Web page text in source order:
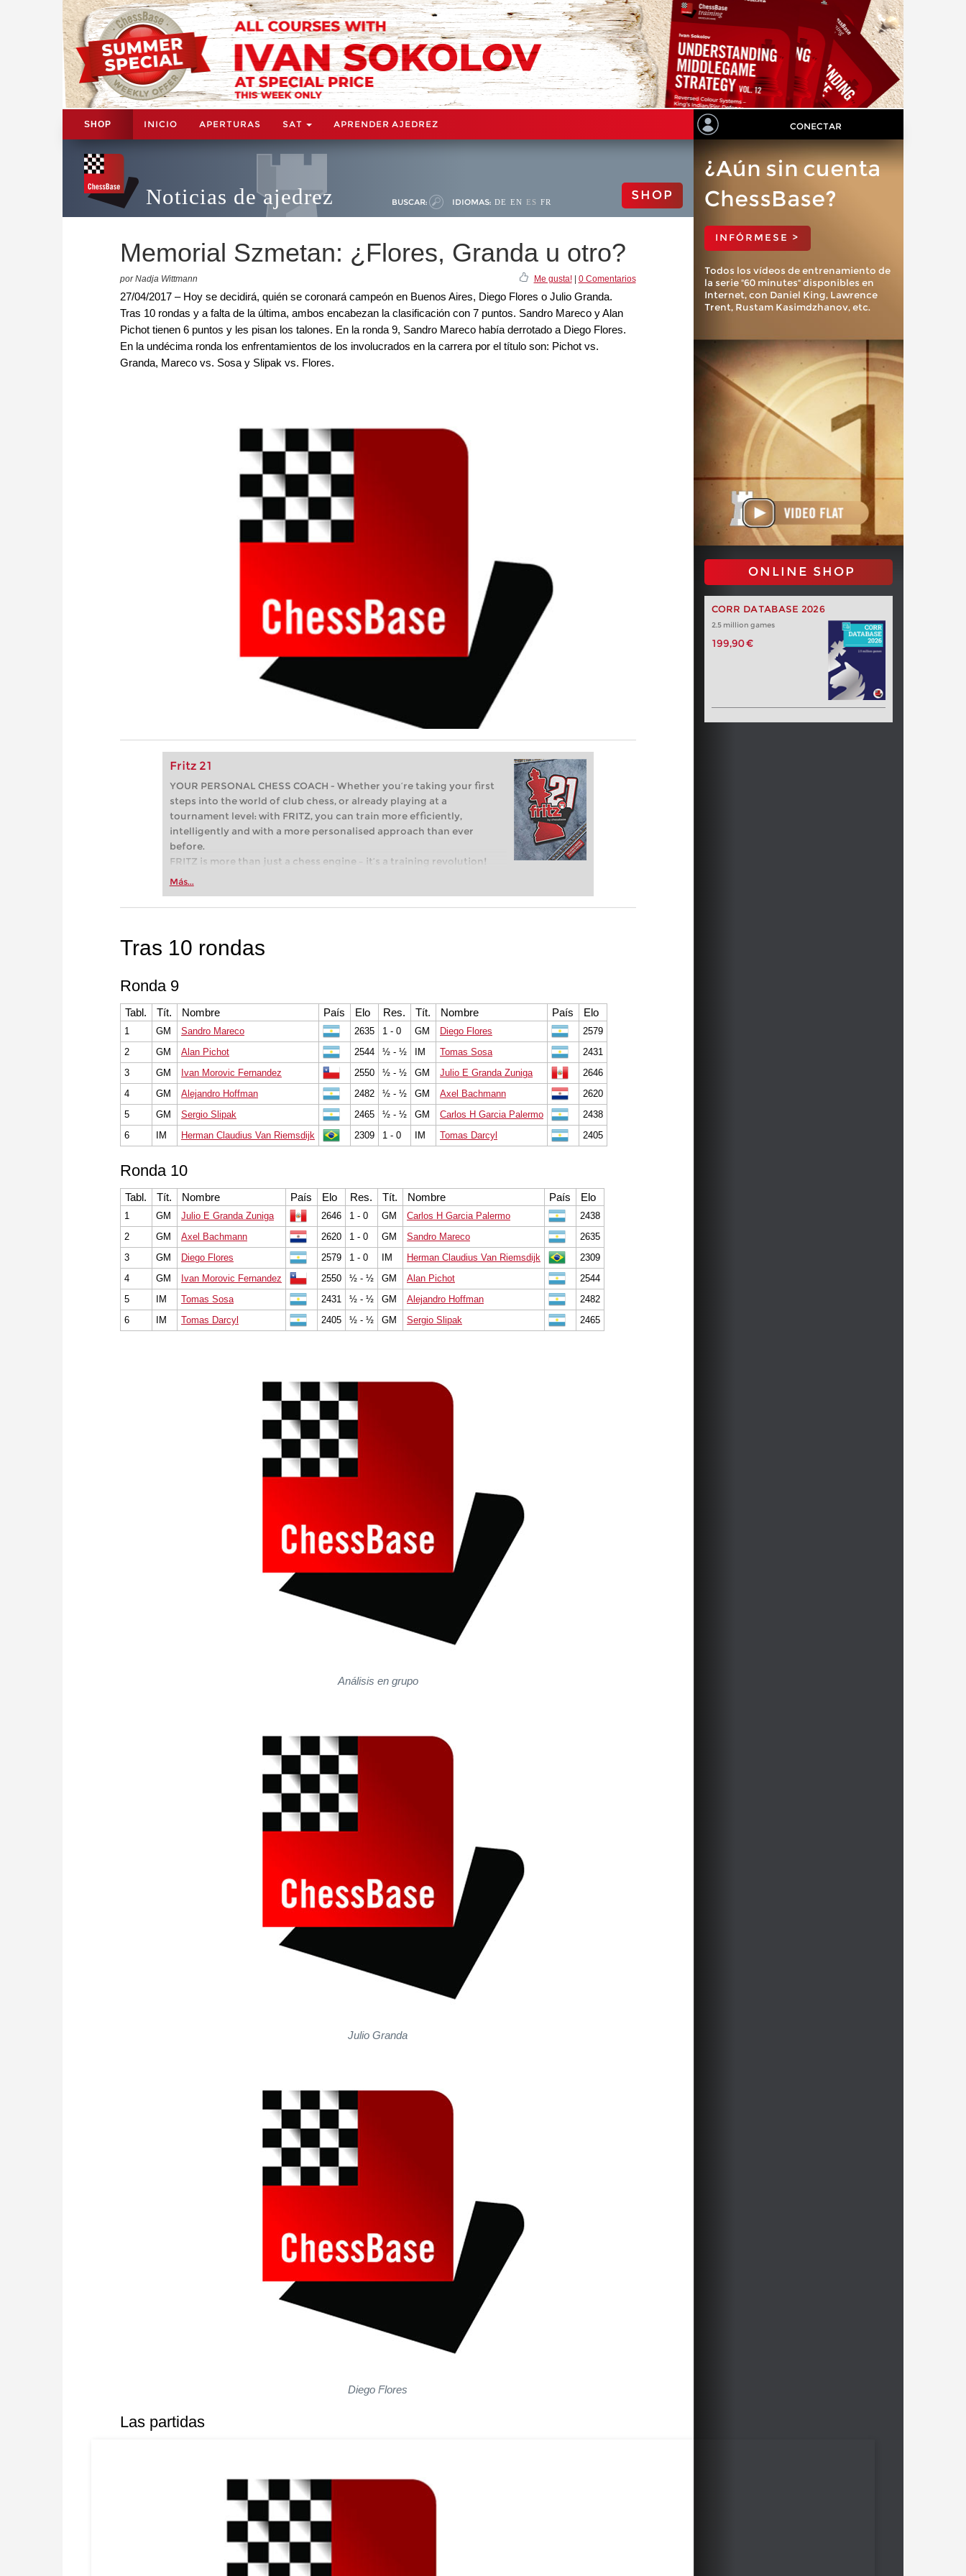
SHOP INICIO APERTURAS SAT APRENDER AJEDREZ CONECTAR
Noticias de ajedrez BUSCAR: IDIOMAS: DE EN ES FR SHOP
Memorial Szmetan: ¿Flores, Granda u otro?
por Nadja Wittmann Me gusta!| 0 Comentarios
27/04/2017 – Hoy se decidirá, quién se coronará campeón en Buenos Aires, Diego Flores o Julio Granda.
Tras 10 rondas y a falta de la última, ambos encabezan la clasificación con 7 puntos. Sandro Mareco y Alan
Pichot tienen 6 puntos y les pisan los talones. En la ronda 9, Sandro Mareco había derrotado a Diego Flores.
En la undécima ronda los enfrentamientos de los involucrados en la carrera por el título son: Pichot vs.
Granda, Mareco vs. Sosa y Slipak vs. Flores.
Fritz 21
YOUR PERSONAL CHESS COACH - Whether you’re taking your first
steps into the world of club chess, or already playing at a
tournament level: with FRITZ, you can train more efficiently,
intelligently and with a more personalised approach than ever
before.
FRITZ is more than just a chess engine – it’s a training revolution!
Whether you’re taking your first steps into the world of club chess,
more efficiently, intelligently and with a more personalised
Más...
¿Aún sin cuenta
ChessBase?
INFÓRMESE >
Todos los vídeos de entrenamiento de
la serie "60 minutes" disponibles en
Internet, con Daniel King, Lawrence
Trent, Rustam Kasimdzhanov, etc.
ONLINE SHOP
CORR DATABASE 2026
2.5 million games
199,90 €
Tras 10 rondas
Ronda 9
Tabl. Tít. Nombre País Elo Res. Tít. Nombre País Elo
1 GM Sandro Mareco 2635 1 - 0 GM Diego Flores
2579
2
GM Alan Pichot 2544 ½ - ½ IM Tomas Sosa
2431
3
GM Ivan Morovic Fernandez 2550 ½ - ½ GM Julio E Granda Zuniga
2646
4
GM Alejandro Hoffman 2482 ½ - ½ GM Axel Bachmann
2620
5
GM Sergio Slipak 2465 ½ - ½ GM Carlos H Garcia Palermo
2438
6
IM Herman Claudius Van Riemsdijk 2309 1 - 0 IM Tomas Darcyl 2405
Ronda 10
Tabl. Tít. Nombre País Elo Res. Tít. Nombre País Elo
1 GM Julio E Granda Zuniga 2646 1 - 0 GM Carlos H Garcia Palermo
2438
2
GM Axel Bachmann 2620 1 - 0 GM Sandro Mareco
2635
3
GM Diego Flores 2579 1 - 0 IM Herman Claudius Van Riemsdijk
2309
4
GM Ivan Morovic Fernandez 2550 ½ - ½ GM Alan Pichot
2544
5
IM Tomas Sosa 2431 ½ - ½ GM Alejandro Hoffman
2482
6
IM Tomas Darcyl 2405 ½ - ½ GM Sergio Slipak 2465
Análisis en grupo
Julio Granda
Diego Flores
Las partidas